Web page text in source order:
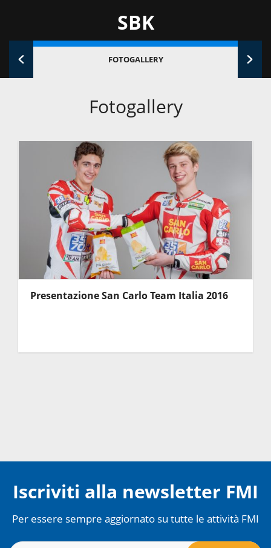
SBK
FOTOGALLERY
Fotogallery
Presentazione San Carlo Team Italia 2016
Iscriviti alla newsletter FMI
Per essere sempre aggiornato su tutte le attività FMI